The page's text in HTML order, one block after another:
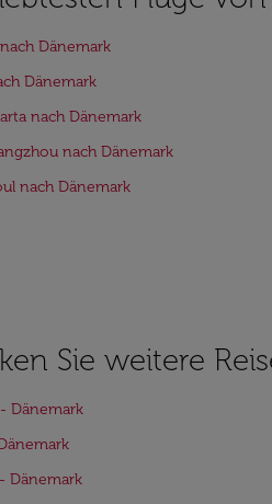
Dänemark
Dänemark
nach Dänemark
nach Dänemark
nach Dänemark
Sie weitere
Dänemark
Dänemark